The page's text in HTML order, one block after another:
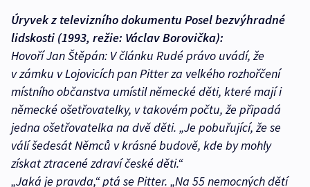
Úryvek z televizního dokumentu Posel bezvýhradné
lidskosti (1993, režie: Václav Borovička):
Hovoří Jan Štěpán: V článku Rudé právo uvádí, že
v zámku v Lojovicích pan Pitter za velkého rozhořčení
místního občanstva umístil německé děti, které mají i
německé ošetřovatelky, v takovém počtu, že připadá
jedna ošetřovatelka na dvě děti. „Je pobuřující, že se
válí šedesát Němců v krásné budově, kde by mohly
získat ztracené zdraví české děti.“
„Jaká je pravda,“ ptá se Pitter. „Na 55 nemocných dětí